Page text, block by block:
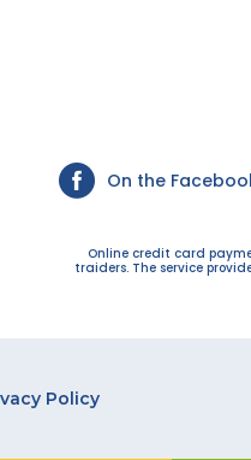
On the
Online credit card
traiders. The service
Policy